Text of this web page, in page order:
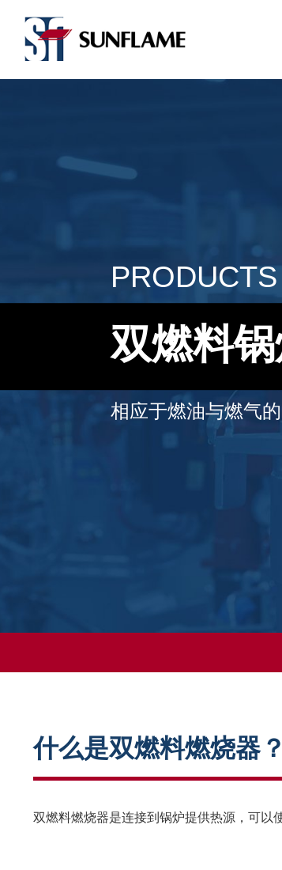
PRODUCTS
双燃料
相应于燃油与燃气
什么是双燃料燃烧器？
双燃料燃烧器是连接到锅炉提供热源，可以